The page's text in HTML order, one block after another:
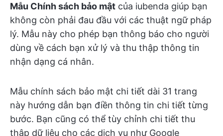
Mẫu Chính sách bảo mật của iubenda giúp bạn
không còn phải đau đầu với các thuật ngữ pháp
lý. Mẫu này cho phép bạn thông báo cho người
dùng về cách bạn xử lý và thu thập thông tin
nhận dạng cá nhân.
Mẫu chính sách bảo mật chi tiết dài 31 trang
này hướng dẫn bạn điền thông tin chi tiết từng
bước. Bạn cũng có thể tùy chỉnh chi tiết thu
thập dữ liệu cho các dịch vụ như Google